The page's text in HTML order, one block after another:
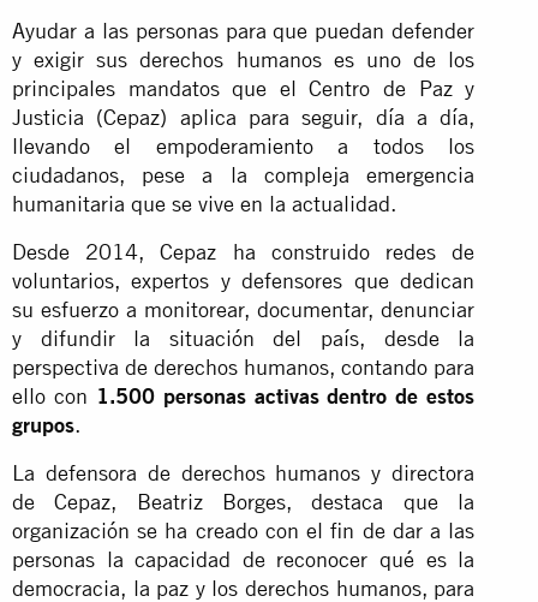
Ayudar a las personas para que puedan defender
y exigir sus derechos humanos es uno de los
principales mandatos que el Centro de Paz y
Justicia (Cepaz) aplica para seguir, día a día,
llevando el empoderamiento a todos los
ciudadanos, pese a la compleja emergencia
humanitaria que se vive en la actualidad.
Desde 2014, Cepaz ha construido redes de
voluntarios, expertos y defensores que dedican
su esfuerzo a monitorear, documentar, denunciar
y difundir la situación del país, desde la
perspectiva de derechos humanos, contando para
ello con 1.500 personas activas dentro de estos
grupos.
La defensora de derechos humanos y directora
de Cepaz, Beatriz Borges, destaca que la
organización se ha creado con el fin de dar a las
personas la capacidad de reconocer qué es la
democracia, la paz y los derechos humanos, para